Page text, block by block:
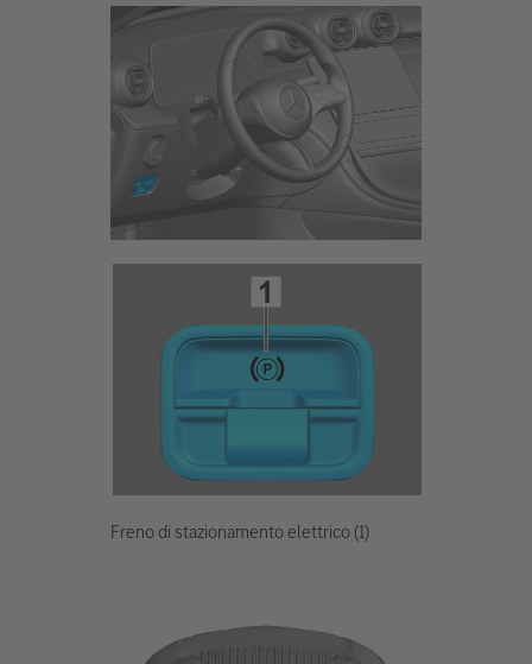
Freno di stazionamento elettrico (1)